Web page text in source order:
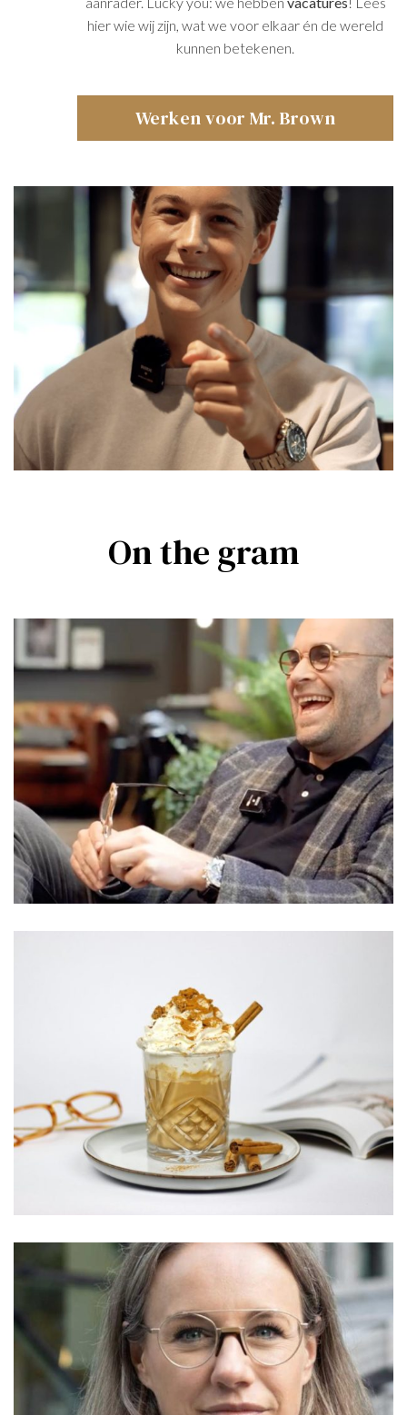
hier wie wij zijn, wat we voor elkaar én de wereld
kunnen betekenen.
Werken voor Mr. Brown
On the gram